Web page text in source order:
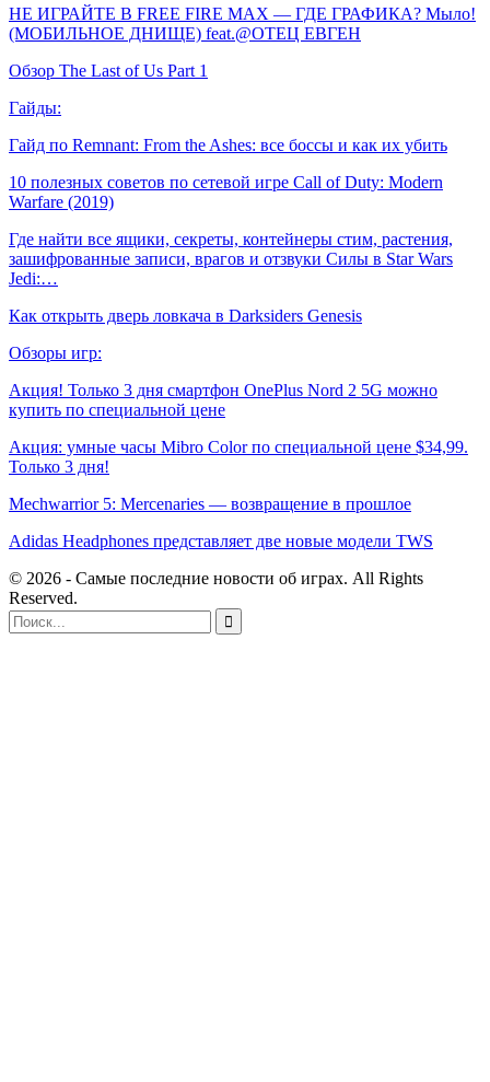
НЕ ИГРАЙТЕ В FREE FIRE MAX — ГДЕ ГРАФИКА? Мыло!
(МОБИЛЬНОЕ ДНИЩЕ) feat.@ОТЕЦ ЕВГЕН
Обзор The Last of Us Part 1
Гайды:
Гайд по Remnant: From the Ashes: все боссы и как их убить
10 полезных советов по сетевой игре Call of Duty: Modern
Warfare (2019)
Где найти все ящики, секреты, контейнеры стим, растения,
зашифрованные записи, врагов и отзвуки Силы в Star Wars
Jedi:…
Как открыть дверь ловкача в Darksiders Genesis
Обзоры игр:
Акция! Только 3 дня смартфон OnePlus Nord 2 5G можно
купить по специальной цене
Акция: умные часы Mibro Color по специальной цене $34,99.
Только 3 дня!
Mechwarrior 5: Mercenaries — возвращение в прошлое
Adidas Headphones представляет две новые модели TWS
© 2026 - Самые последние новости об играх. All Rights
Reserved.